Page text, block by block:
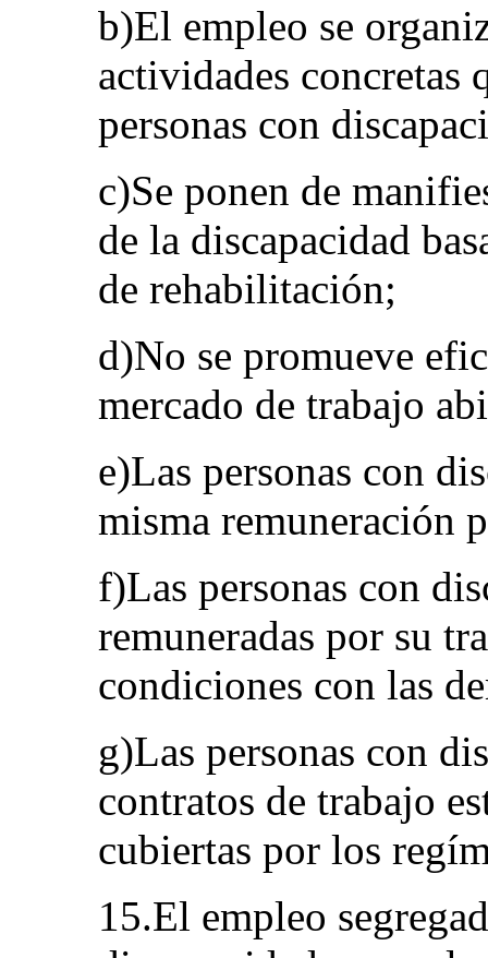
b)El empleo se
actividades concretas
personas con
c)Se ponen de
de la discapacidad
de rehabilitación;
d)No se promueve
mercado de trabajo
e)Las personas con
misma remuneración
f)Las personas con
remuneradas por su
condiciones con las
g)Las personas con
contratos de trabajo
cubiertas por los
15.El empleo